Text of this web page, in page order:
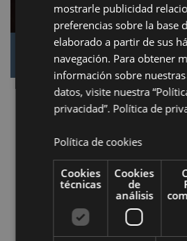
SALÓN DE
mostrarle publicidad
preferencias sobre la base
elaborado a partir de sus
navegación. Para obtener
información sobre
datos, visite nuestra
privacidad”. Política de
Política de cookies
Cookies
técnicas
Cookies
de
análisis